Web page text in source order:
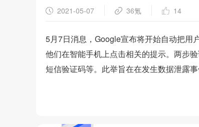
2021-05-07 36氪 14
5月7日消息，Google宣布将开始自动把用
他们在智能手机上点击相关的提示。两步
短信验证码等。此举旨在在发生数据泄露事